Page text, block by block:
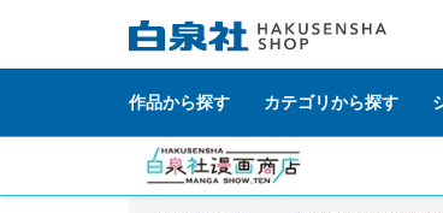
作品から探す カテゴリから探す